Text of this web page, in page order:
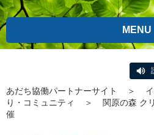
MENU
あだち協働パートナーサイト ＞
り・コミュニティ
＞
関原の森 ク
催